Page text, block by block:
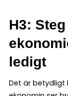
H3:
ledigt
Det är